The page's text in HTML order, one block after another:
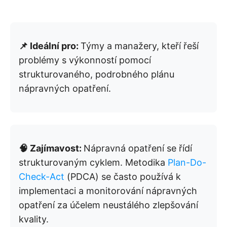
📌 Ideální pro: Týmy a manažery, kteří řeší
problémy s výkonností pomocí
strukturovaného, podrobného plánu
nápravných opatření.
🧠 Zajímavost: Nápravná opatření se řídí
strukturovaným cyklem. Metodika Plan-Do-
Check-Act (PDCA) se často používá k
implementaci a monitorování nápravných
opatření za účelem neustálého zlepšování
kvality.